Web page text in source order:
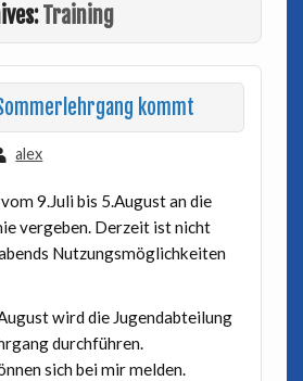
Training
kommt
alex
9.Juli bis 5.August an die
vergeben. Derzeit ist nicht
Nutzungsmöglichkeiten
wird die Jugendabteilung
durchführen.
sich bei mir melden.